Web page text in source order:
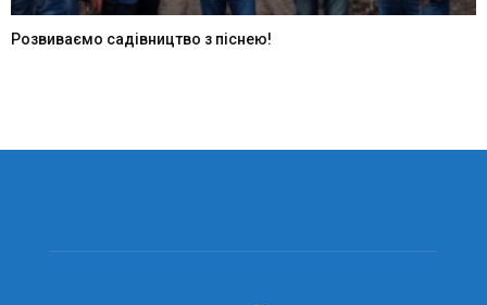
Розвиваємо садівництво з піснею!